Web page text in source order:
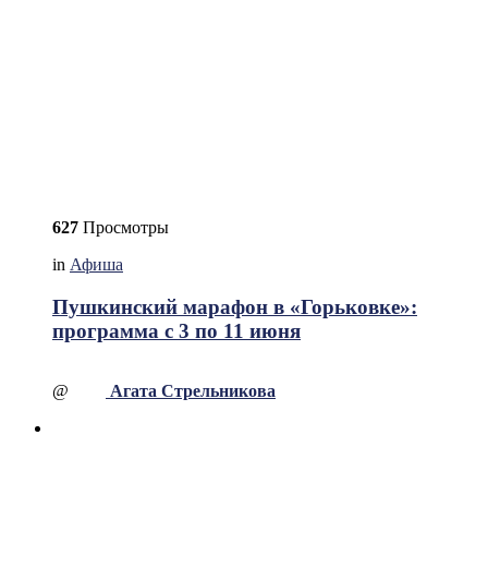
627 Просмотры
in Афиша
Пушкинский марафон в «Горьковке»:
программа с 3 по 11 июня
@ Агата Стрельникова